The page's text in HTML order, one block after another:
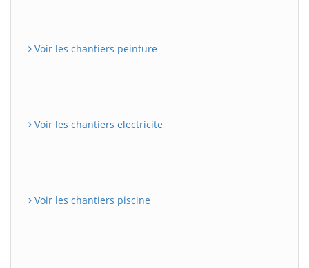
Voir les chantiers peinture
Voir les chantiers electricite
Voir les chantiers piscine